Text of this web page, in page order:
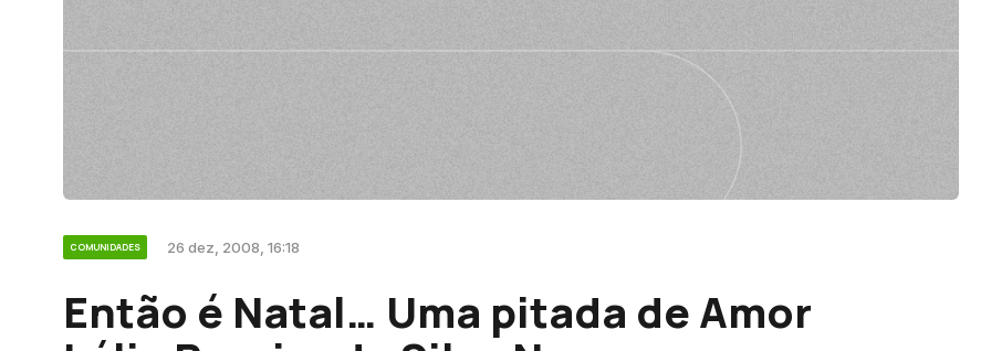
COMUNIDADES 26 dez, 2008, 16:18
Então é Natal… Uma pitada de Amor